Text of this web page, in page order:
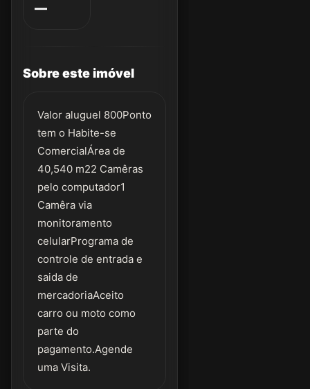
—
Sobre este imóvel
Valor aluguel 800Ponto
tem o Habite-se
ComercialÁrea de
40,540 m22 Camêras
pelo computador1
Camêra via
monitoramento
celularPrograma de
controle de entrada e
saida de
mercadoriaAceito
carro ou moto como
parte do
pagamento.Agende
uma Visita.